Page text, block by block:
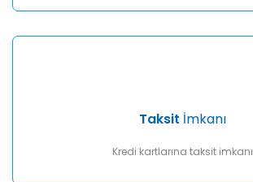
Taksit İmkanı
Kredi kartlarına taksit imkanı